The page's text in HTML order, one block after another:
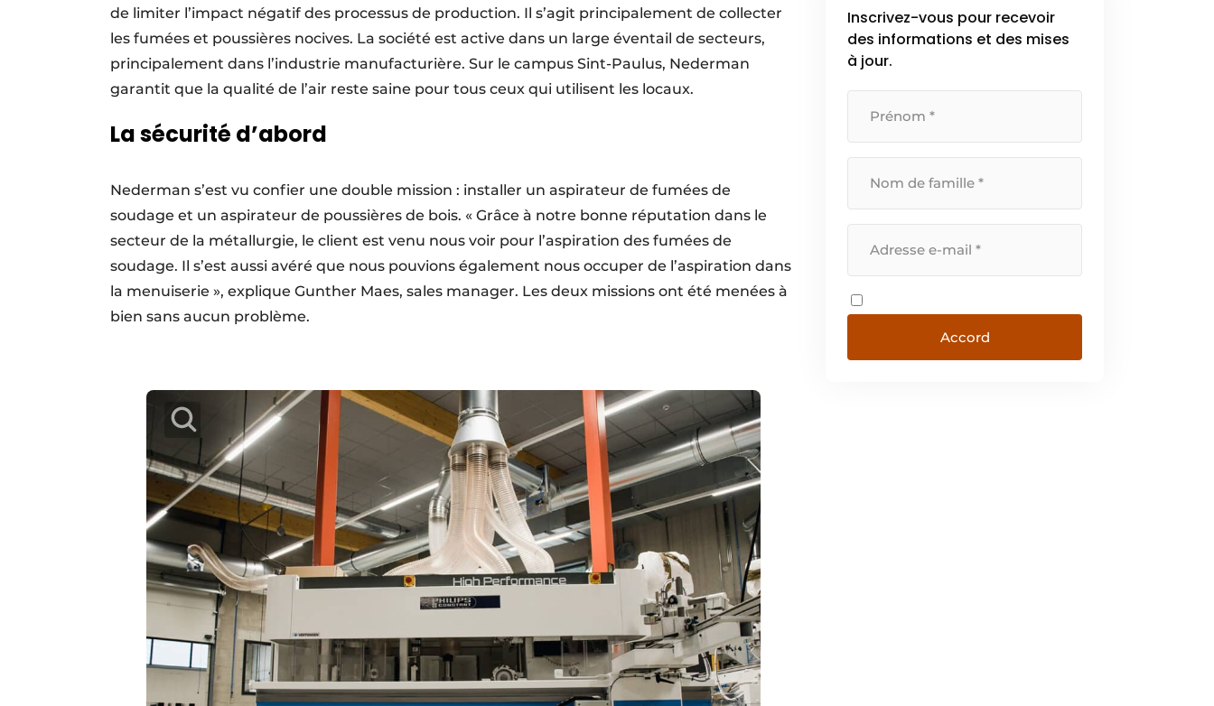
de limiter l’impact négatif des processus de production. Il s’agit principalement de collecter
les fumées et poussières nocives. La société est active dans un large éventail de secteurs,
principalement dans l’industrie manufacturière. Sur le campus Sint-Paulus, Nederman
garantit que la qualité de l’air reste saine pour tous ceux qui utilisent les locaux.
La sécurité d’abord
Nederman s’est vu confier une double mission : installer un aspirateur de fumées de
soudage et un aspirateur de poussières de bois. « Grâce à notre bonne réputation dans le
secteur de la métallurgie, le client est venu nous voir pour l’aspiration des fumées de
soudage. Il s’est aussi avéré que nous pouvions également nous occuper de l’aspiration dans
la menuiserie », explique Gunther Maes, sales manager. Les deux missions ont été menées à
bien sans aucun problème.
Inscrivez-vous pour recevoir
des informations et des mises
à jour.
Accord